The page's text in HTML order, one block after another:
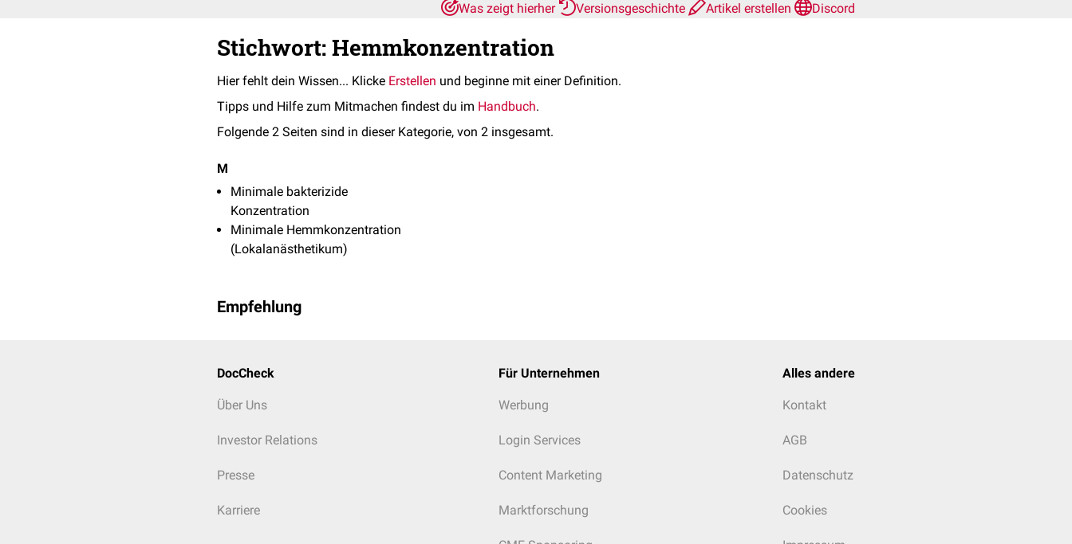
Was zeigt hierher
Versionsgeschichte Artikel erstellen Discord
Stichwort: Hemmkonzentration
Hier fehlt dein Wissen... Klicke Erstellen und beginne mit einer Definition.
Tipps und Hilfe zum Mitmachen findest du im Handbuch.
Folgende 2 Seiten sind in dieser Kategorie, von 2 insgesamt.
M
Minimale bakterizide
Konzentration
Minimale Hemmkonzentration
(Lokalanästhetikum)
Empfehlung
DocCheck
Über Uns
Investor Relations
Presse
Karriere
Für Unternehmen
Werbung
Login Services
Content Marketing
Marktforschung
Alles andere
Kontakt
AGB
Datenschutz
Cookies